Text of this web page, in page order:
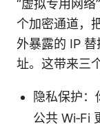
“虚拟专用网
个加密通道，
外暴露的 IP
址。这带来三
隐私保护：
公共 Wi‑Fi